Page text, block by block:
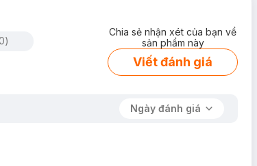
)
Chia sẻ nhận xét của bạn về
sản phẩm này
Viết đánh giá
Ngày đánh giá